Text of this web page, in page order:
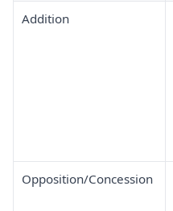
Addition
Opposition/Concession